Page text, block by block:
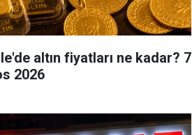
altın fiyatları ne kadar? 7
2026